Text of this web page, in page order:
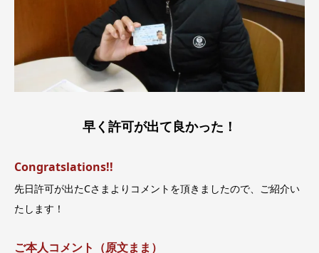
早く許可が出て良かった！
Congratslations!!
先日許可が出たCさまよりコメントを頂きましたので、ご紹介い
たします！
ご本人コメント（原文まま）